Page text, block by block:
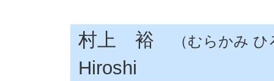
村上 裕 （むらかみ
Hiroshi